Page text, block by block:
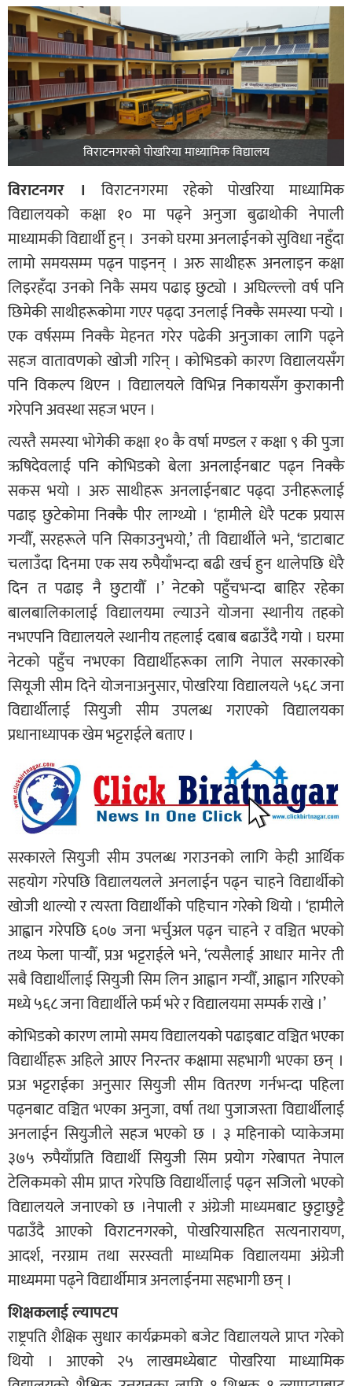
विराटनगरको पोखरिया माध्यामिक विद्यालय
विराटनगर । विराटनगरमा रहेको पोखरिया माध्यामिक
विद्यालयको कक्षा १० मा पढ्ने अनुजा बुढाथोकी नेपाली
माध्यामकी विद्यार्थी हुन् । उनको घरमा अनलाईनको सुविधा नहुँदा
लामो समयसम्म पढ्न पाइनन् । अरु साथीहरू अनलाइन कक्षा
लिइरहँदा उनको निकै समय पढाइ छुट्यो । अघिल्ल्लो वर्ष पनि
छिमेकी साथीहरूकोमा गएर पढ्दा उनलाई निक्कै समस्या पर्‍यो ।
एक वर्षसम्म निक्कै मेहनत गरेर पढेकी अनुजाका लागि पढ्ने
सहज वातावणको खोजी गरिन् । कोभिडको कारण विद्यालयसँग
पनि विकल्प थिएन । विद्यालयले विभिन्न निकायसँग कुराकानी
गरेपनि अवस्था सहज भएन ।
त्यस्तै समस्या भोगेकी कक्षा १० कै वर्षा मण्डल र कक्षा ९ की पुजा
ऋषिदेवलाई पनि कोभिडको बेला अनलाईनबाट पढ्न निक्कै
सकस भयो । अरु साथीहरू अनलाईनबाट पढ्दा उनीहरूलाई
पढाइ छुटेकोमा निक्कै पीर लाग्थ्यो । ‘हामीले धेरै पटक प्रयास
गर्‍यौँ, सरहरूले पनि सिकाउनुभयो,’ ती विद्यार्थीले भने, ‘डाटाबाट
चलाउँदा दिनमा एक सय रुपैयाँभन्दा बढी खर्च हुन थालेपछि धेरै
दिन त पढाइ नै छुटायौँ ।’ नेटको पहुँचभन्दा बाहिर रहेका
बालबालिकालाई विद्यालयमा ल्याउने योजना स्थानीय तहको
नभएपनि विद्यालयले स्थानीय तहलाई दबाब बढाउँदै गयो । घरमा
नेटको पहुँच नभएका विद्यार्थीहरूका लागि नेपाल सरकारको
सियूजी सीम दिने योजनाअनुसार, पोखरिया विद्यालयले ५६८ जना
विद्यार्थीलाई सियुजी सीम उपलब्ध गराएको विद्यालयका
प्रधानाध्यापक खेम भट्टराईले बताए ।
सरकारले सियुजी सीम उपलब्ध गराउनको लागि केही आर्थिक
सहयोग गरेपछि विद्यालयलले अनलाईन पढ्न चाहने विद्यार्थीको
खोजी थाल्यो र त्यस्ता विद्यार्थीको पहिचान गरेको थियो । ‘हामीले
आह्वान गरेपछि ६०७ जना भर्चुअल पढ्न चाहने र वञ्चित भएको
तथ्य फेला पार्‍यौँ, प्रअ भट्टराईले भने, ‘त्यसैलाई आधार मानेर ती
सबै विद्यार्थीलाई सियुजी सिम लिन आह्वान गर्‍यौँ, आह्वान गरिएको
मध्ये ५६८ जना विद्यार्थीले फर्म भरे र विद्यालयमा सम्पर्क राखे ।’
कोभिडको कारण लामो समय विद्यालयको पढाइबाट वञ्चित भएका
विद्यार्थीहरू अहिले आएर निरन्तर कक्षामा सहभागी भएका छन् ।
प्रअ भट्टराईका अनुसार सियुजी सीम वितरण गर्नभन्दा पहिला
पढ्नबाट वञ्चित भएका अनुजा, वर्षा तथा पुजाजस्ता विद्यार्थीलाई
अनलाईन सियुजीले सहज भएको छ । ३ महिनाको प्याकेजमा
३७५ रुपैयाँप्रति विद्यार्थी सियुजी सिम प्रयोग गरेबापत नेपाल
टेलिकमको सीम प्राप्त गरेपछि विद्यार्थीलाई पढ्न सजिलो भएको
विद्यालयले जनाएको छ ।नेपाली र अंग्रेजी माध्यमबाट छुट्टाछुट्टै
पढाउँदै आएको विराटनगरको, पोखरियासहित सत्यनारायण,
आदर्श, नरग्राम तथा सरस्वती माध्यमिक विद्यालयमा अंग्रेजी
माध्यममा पढ्ने विद्यार्थीमात्र अनलाईनमा सहभागी छन् ।
शिक्षकलाई ल्यापटप
राष्ट्रपति शैक्षिक सुधार कार्यक्रमको बजेट विद्यालयले प्राप्त गरेको
थियो । आएको २५ लाखमध्येबाट पोखरिया माध्यामिक